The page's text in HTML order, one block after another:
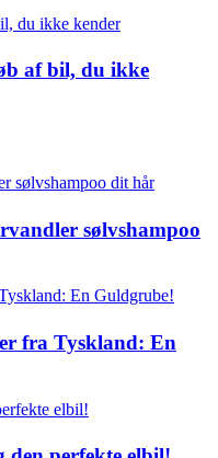
af bil, du ikke
sølvshampoo
fra Tyskland: En